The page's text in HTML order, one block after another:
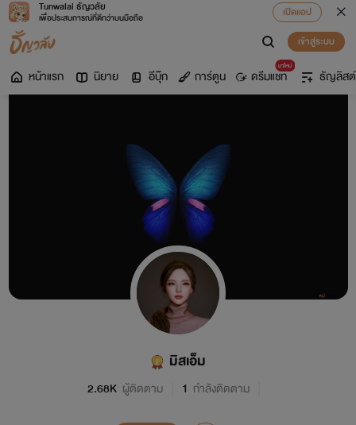
Tunwalai ธัญวลัย
เพื่อประสบการณ์ที่ดีกว่าบนมือถือ
เปิดแอป
เข้าสู่ระบบ
หน้าแรก นิยาย อีบุ๊ก การ์ตูน
มาใหม่
ดรีมแชท ธัญลิสต์
มิสเอ็ม
2.68K ผู้ติดตาม 1 กำลังติดตาม